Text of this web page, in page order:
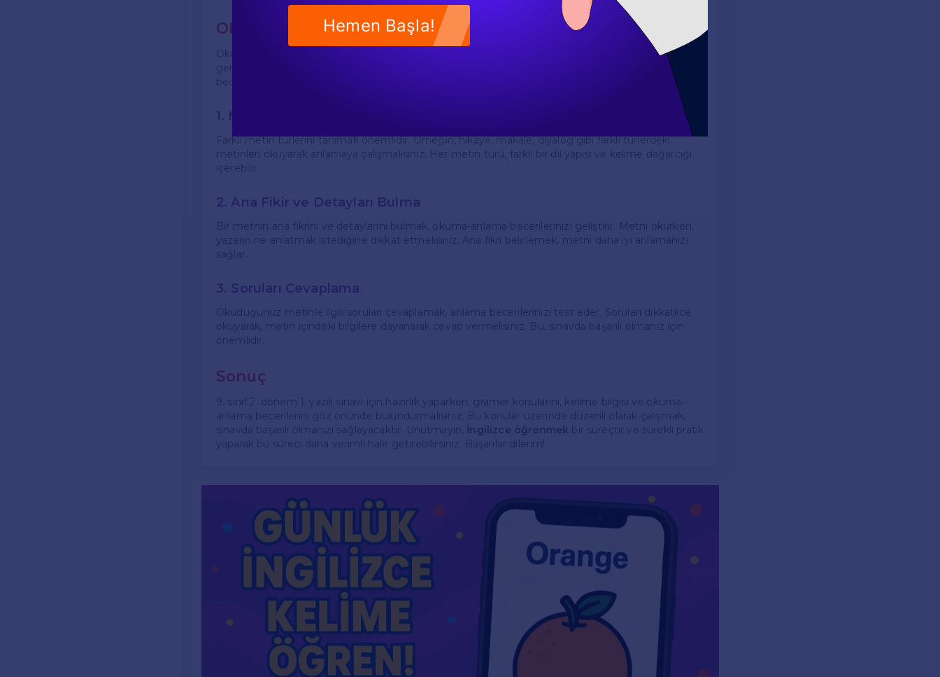
Okuma-Anlama Becerileri
Okuma-anlama becerileri, İngilizce yazılı metinleri anlamak için kritik öneme sahiptir. Yazılı sınavda
genellikle bir metin verilir ve bu metinle ilgili sorular sorulur. Bu nedenle, okuma-anlama
becerilerinizi geliştirmek için şu noktalara dikkat etmelisiniz:
1. Metin Türleri
Farklı metin türlerini tanımak önemlidir. Örneğin, hikaye, makale, diyalog gibi farklı türlerdeki
metinleri okuyarak anlamaya çalışmalısınız. Her metin türü, farklı bir dil yapısı ve kelime dağarcığı
içerebilir.
2. Ana Fikir ve Detayları Bulma
Bir metnin ana fikrini ve detaylarını bulmak, okuma-anlama becerilerinizi geliştirir. Metni okurken,
yazarın ne anlatmak istediğine dikkat etmelisiniz. Ana fikri belirlemek, metni daha iyi anlamanızı
sağlar.
3. Soruları Cevaplama
Okuduğunuz metinle ilgili soruları cevaplamak, anlama becerilerinizi test eder. Soruları dikkatlice
okuyarak, metin içindeki bilgilere dayanarak cevap vermelisiniz. Bu, sınavda başarılı olmanız için
önemlidir.
Sonuç
9. sınıf 2. dönem 1. yazılı sınavı için hazırlık yaparken, gramer konularını, kelime bilgisi ve okuma-
anlama becerilerini göz önünde bulundurmalısınız. Bu konular üzerinde düzenli olarak çalışmak,
sınavda başarılı olmanızı sağlayacaktır. Unutmayın, İngilizce öğrenmek bir süreçtir ve sürekli pratik
yaparak bu süreci daha verimli hale getirebilirsiniz. Başarılar dilerim!
Hemen Başla!